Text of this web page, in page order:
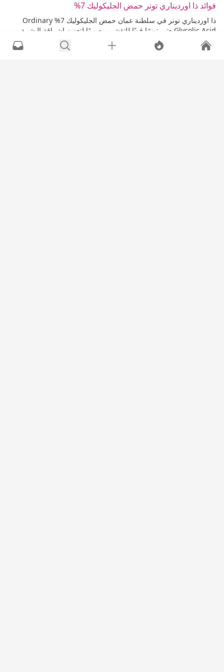
فوائد ذا اورديناري تونر حمض الجليكوليك 7%
ذا اورديناري تونر في سلطنة عمان حمض الجليكوليك 7% Ordinary
Glycolic Acidيعتبر تونرًا قويًا للتقشير مصممًا لتعزيز إشراقة البشرة
ووضوحها. حمض الجليكوليك، وهو حمض ألفا هيدروكسي (AHA)، يقشر
سطح الجلد بلطف، مما يساعد على تحسين الملمس وتعزيز...
المزيد